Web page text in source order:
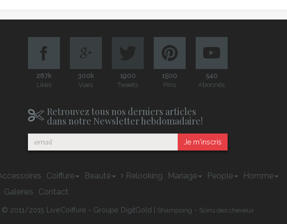
287k
Likes
300k
Vues
1900
Tweets
1500
Pins
540
Abonnés
Retrouvez tous nos derniers articles
dans notre Newsletter hebdomadaire!
Je m'inscris
Coiffure Beauté Relooking Mariage People
Homme
Galeries Contact
© 2011/2015 LiveCoiffure - Groupe DigitGold | Shampoing - Soins des cheveux